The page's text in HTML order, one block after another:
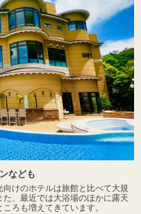
なども
けのホテルは旅館と比べて大規
、最近では大浴場のほかに露天
ろも増えてきています。